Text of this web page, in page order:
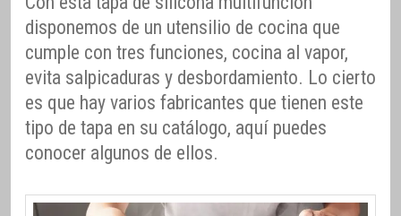
disponemos de un utensilio de cocina que
cumple con tres funciones, cocina al vapor,
evita salpicaduras y desbordamiento. Lo cierto
es que hay varios fabricantes que tienen este
tipo de tapa en su catálogo, aquí puedes
conocer algunos de ellos.